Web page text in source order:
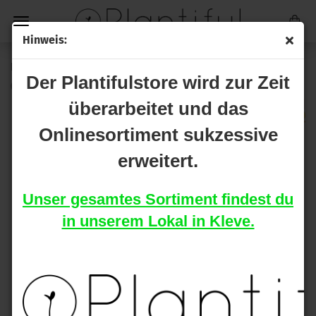
Hinweis:
Der Plantifulstore wird zur Zeit
überarbeitet und das
Onlinesortiment sukzessive
erweitert.
Unser gesamtes Sortiment findest du
in unserem Lokal in Kleve.
(Art.Nr.:2-243-1)